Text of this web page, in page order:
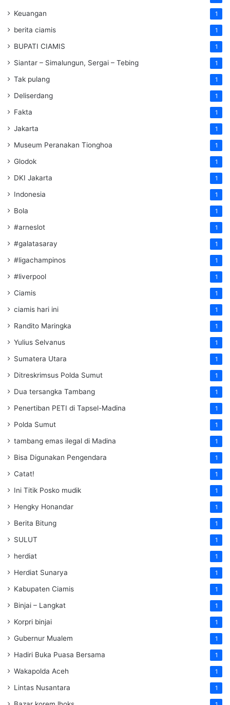
Keuangan 1
berita ciamis 1
BUPATI CIAMIS 1
Siantar – Simalungun, Sergai – Tebing 1
Tak pulang 1
Deliserdang 1
Fakta 1
Jakarta 1
Museum Peranakan Tionghoa 1
Glodok 1
DKI Jakarta 1
Indonesia 1
Bola 1
#arneslot 1
#galatasaray 1
#ligachampinos 1
#liverpool 1
Ciamis 1
ciamis hari ini 1
Randito Maringka 1
Yulius Selvanus 1
Sumatera Utara 1
Ditreskrimsus Polda Sumut 1
Dua tersangka Tambang 1
Penertiban PETI di Tapsel-Madina 1
Polda Sumut 1
tambang emas ilegal di Madina 1
Bisa Digunakan Pengendara 1
Catat! 1
Ini Titik Posko mudik 1
Hengky Honandar 1
Berita Bitung 1
SULUT 1
herdiat 1
Herdiat Sunarya 1
Kabupaten Ciamis 1
Binjai – Langkat 1
Korpri binjai 1
Gubernur Mualem 1
Hadiri Buka Puasa Bersama 1
Wakapolda Aceh 1
Lintas Nusantara 1